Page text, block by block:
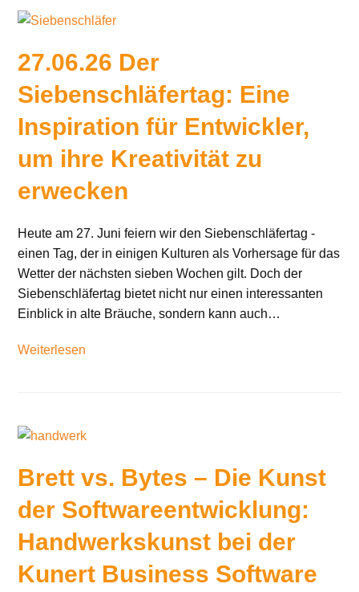
27.06.26 Der
Siebenschläfertag: Eine
Inspiration für Entwickler,
um ihre Kreativität zu
erwecken
Heute am 27. Juni feiern wir den Siebenschläfertag -
einen Tag, der in einigen Kulturen als Vorhersage für das
Wetter der nächsten sieben Wochen gilt. Doch der
Siebenschläfertag bietet nicht nur einen interessanten
Einblick in alte Bräuche, sondern kann auch…
Weiterlesen
Brett vs. Bytes – Die Kunst
der Softwareentwicklung:
Handwerkskunst bei der
Kunert Business Software